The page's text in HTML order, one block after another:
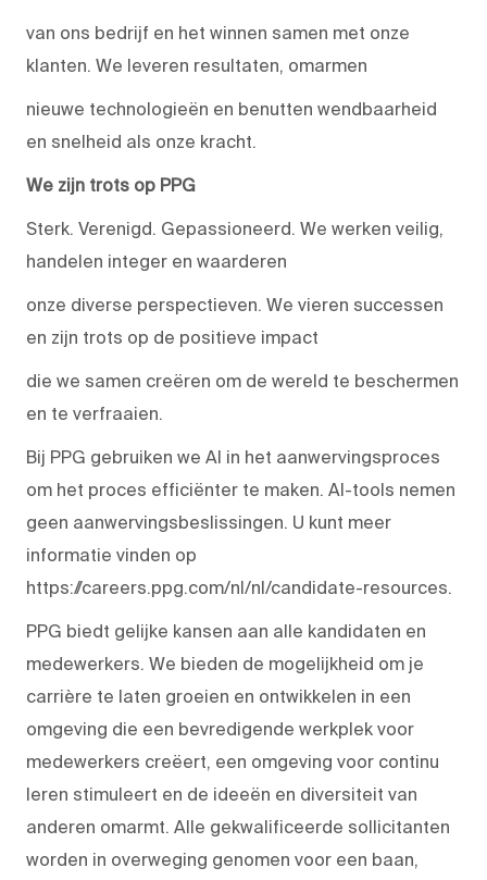
van ons bedrijf en het winnen samen met onze
klanten. We leveren resultaten, omarmen
nieuwe technologieën en benutten wendbaarheid
en snelheid als onze kracht.
We zijn trots op PPG
Sterk. Verenigd. Gepassioneerd. We werken veilig,
handelen integer en waarderen
onze diverse perspectieven. We vieren successen
en zijn trots op de positieve impact
die we samen creëren om de wereld te beschermen
en te verfraaien.
Bij PPG gebruiken we AI in het aanwervingsproces
om het proces efficiënter te maken. AI-tools nemen
geen aanwervingsbeslissingen. U kunt meer
informatie vinden op
https://careers.ppg.com/nl/nl/candidate-resources.
PPG biedt gelijke kansen aan alle kandidaten en
medewerkers. We bieden de mogelijkheid om je
carrière te laten groeien en ontwikkelen in een
omgeving die een bevredigende werkplek voor
medewerkers creëert, een omgeving voor continu
leren stimuleert en de ideeën en diversiteit van
anderen omarmt. Alle gekwalificeerde sollicitanten
worden in overweging genomen voor een baan,